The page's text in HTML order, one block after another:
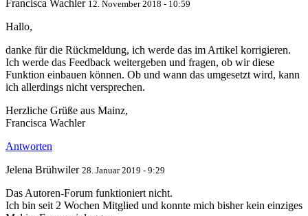
Francisca Wachler 12. November 2018 - 10:59
Hallo,
danke für die Rückmeldung, ich werde das im Artikel korrigieren.
Ich werde das Feedback weitergeben und fragen, ob wir diese
Funktion einbauen können. Ob und wann das umgesetzt wird, kann
ich allerdings nicht versprechen.
Herzliche Grüße aus Mainz,
Francisca Wachler
Antworten
Jelena Brühwiler 28. Januar 2019 - 9:29
Das Autoren-Forum funktioniert nicht.
Ich bin seit 2 Wochen Mitglied und konnte mich bisher kein einziges